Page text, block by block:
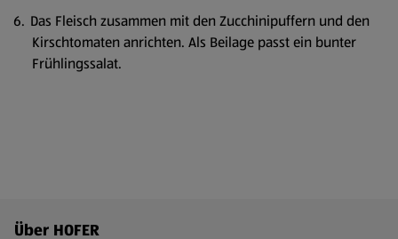
Das Fleisch zusammen mit den Zucchinipuffern und den
Kirschtomaten anrichten. Als Beilage passt ein bunter
Frühlingssalat.
Fußzeilenmenü - weitere Links
Über HOFER